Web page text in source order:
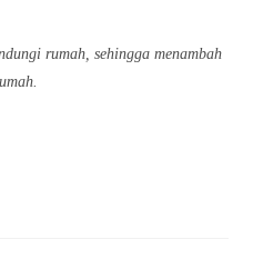
rumah, sehingga menambah